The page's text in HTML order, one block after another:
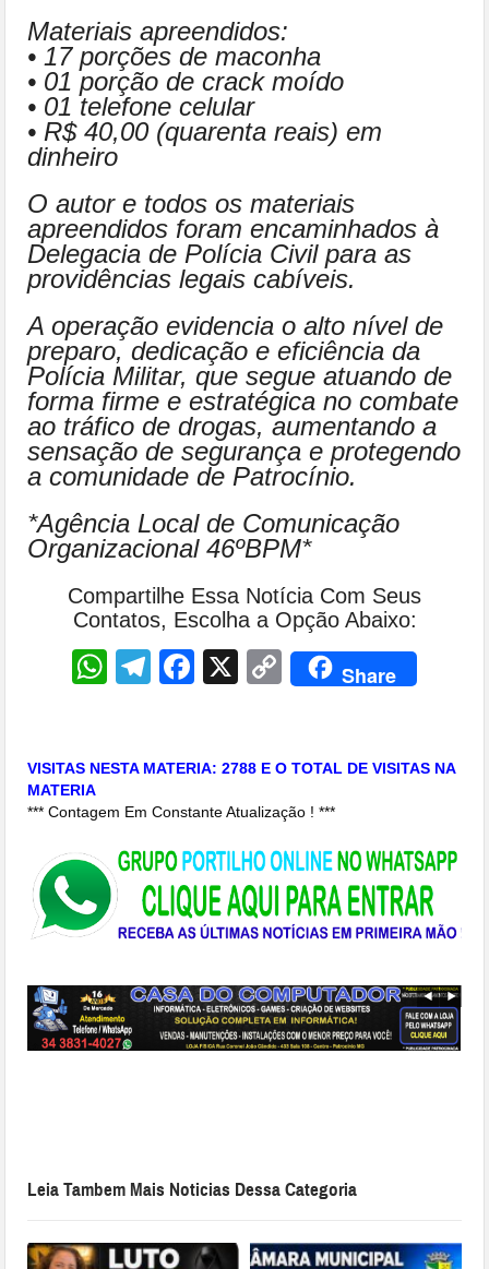
Materiais apreendidos:
• 17 porções de maconha
• 01 porção de crack moído
• 01 telefone celular
• R$ 40,00 (quarenta reais) em
dinheiro
O autor e todos os materiais
apreendidos foram encaminhados à
Delegacia de Polícia Civil para as
providências legais cabíveis.
A operação evidencia o alto nível de
preparo, dedicação e eficiência da
Polícia Militar, que segue atuando de
forma firme e estratégica no combate
ao tráfico de drogas, aumentando a
sensação de segurança e protegendo
a comunidade de Patrocínio.
*Agência Local de Comunicação
Organizacional 46ºBPM*
Compartilhe Essa Notícia Com Seus
Contatos, Escolha a Opção Abaixo:
WhatsApp
Telegram
Facebook
X CopyShare
VISITAS NESTA MATERIA: 2788 E O TOTAL DE VISITAS NA
MATERIA
*** Contagem Em Constante Atualização ! ***
Leia Tambem Mais Noticias Dessa Categoria